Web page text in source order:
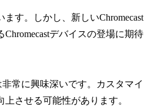
す。しかし、新しいChromecast
デバイスの登場に期待
常に興味深いです。カスタマイ
させる可能性があります。